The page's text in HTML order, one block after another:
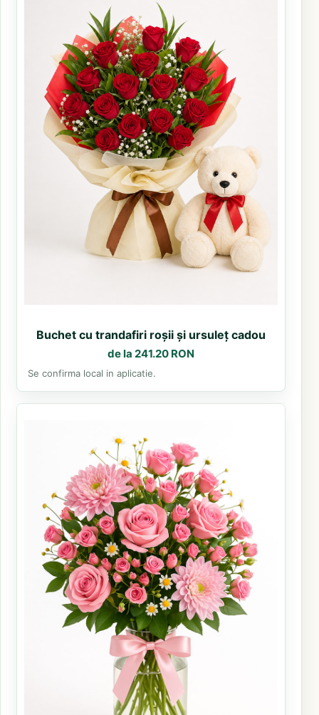
Buchet cu trandafiri roșii și ursuleț cadou
de la 241.20 RON
Se confirma local in aplicatie.